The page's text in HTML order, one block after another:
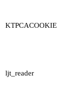
KTPCACOOKIE
ljt_reader